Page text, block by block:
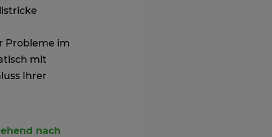
Probleme im
mit
Ihrer
nach